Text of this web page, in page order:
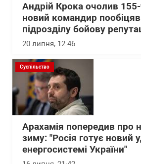
Андрій Крока очолив
новий командир
підрозділу бойову
20 липня, 12:46
Суспільство
Арахамія попередив про
зиму: "Росія готує новий
енергосистемі України"